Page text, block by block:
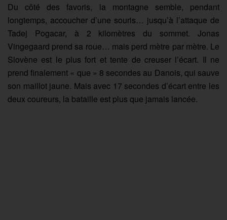
Du côté des favoris, la montagne semble, pendant
longtemps, accoucher d’une souris… jusqu’à l’attaque de
Tadej Pogacar, à 2 kilomètres du sommet. Jonas
Vingegaard prend sa roue… mais perd mètre par mètre. Le
Slovène est le plus fort et tente de creuser l’écart. Il ne
prend finalement « que » 8 secondes au Danois, qui sauve
son maillot jaune. Mais avec 17 secondes d’écart entre les
deux coureurs, la bataille est plus que jamais lancée.